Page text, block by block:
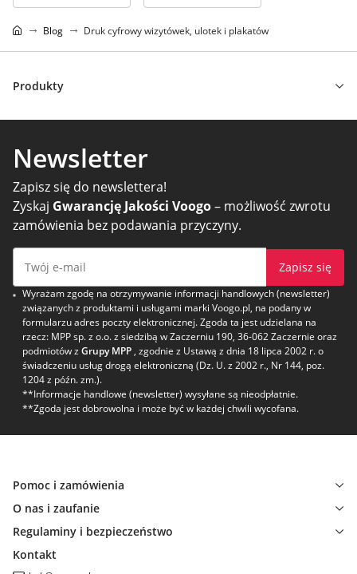
Blog Druk cyfrowy wizytówek, ulotek i plakatów
Produkty
Newsletter
Zapisz się do newslettera!
Zyskaj Gwarancję Jakości Voogo– możliwość zwrotu
zamówienia bez podawania przyczyny.
Zapisz się
Wyrażam zgodę na otrzymywanie informacji handlowych (newsletter)
związanych z produktami i usługami marki Voogo.pl, na podany w
formularzu adres poczty elektronicznej. Zgoda ta jest udzielana na
rzecz: MPP sp. z o.o. z siedzibą w Zaczerniu 190, 36-062 Zaczernie oraz
podmiotów z Grupy MPP , zgodnie z Ustawą z dnia 18 lipca 2002 r. o
świadczeniu usług drogą elektroniczną (Dz. U. z 2002 r., Nr 144, poz.
1204 z późn. zm.).
**Informacje handlowe (newsletter) wysyłane są nieodpłatnie.
**Zgoda jest dobrowolna i może być w każdej chwili wycofana.
Pomoc i zamówienia
O nas i zaufanie
Regulaminy i bezpieczeństwo
Kontakt